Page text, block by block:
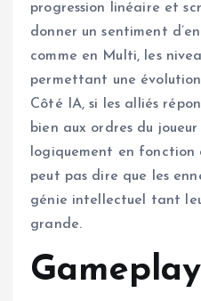
progression linéaire et
donner un sentiment
comme en Multi, les
permettant une
Côté IA, si les alliés
bien aux ordres du
logiquement en
peut pas dire que les
génie intellectuel tant
grande.
Gameplay